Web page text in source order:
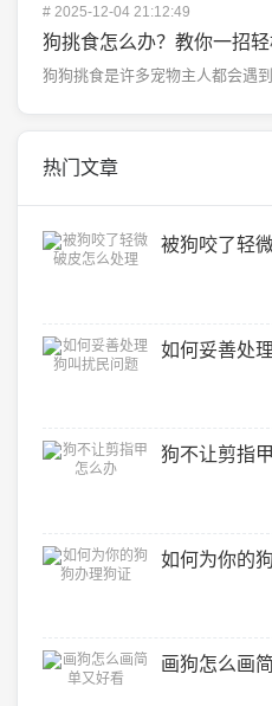
# 2025-12-04 21:12:49
狗挑食怎么办？教你一招轻
热门文章
被狗咬了轻
如何妥善处
狗不让剪指
如何为你的
画狗怎么画